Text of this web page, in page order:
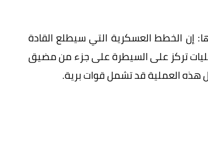
الخطط العسكرية التي سيطلع القادة
تركز على السيطرة على جزء من مضيق
هذه العملية قد تشمل قوات برية.